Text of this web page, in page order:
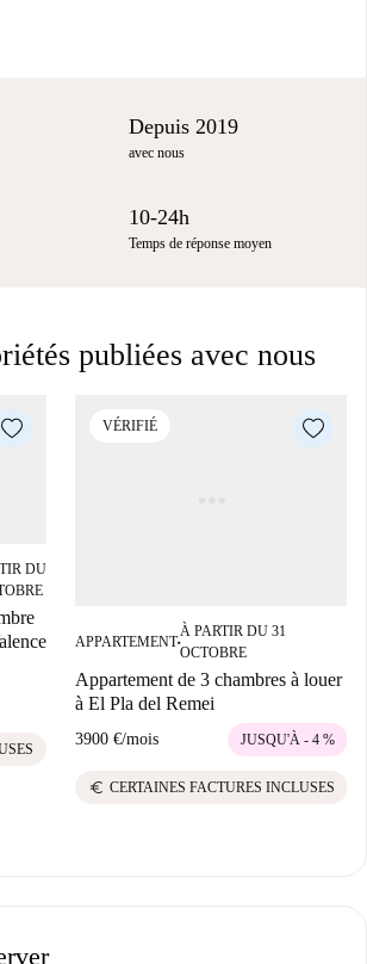
Depuis 2019
avec nous
10-24h
Temps de réponse moyen
publiées avec nous
DU
VÉRIFIÉ
APPARTEMENT■
À PARTIR DU 31
OCTOBRE
Appartement de 3 chambres à louer
à El Pla del Remei
3900 €/mois JUSQU'À - 4 %
euro CERTAINES FACTURES INCLUSES